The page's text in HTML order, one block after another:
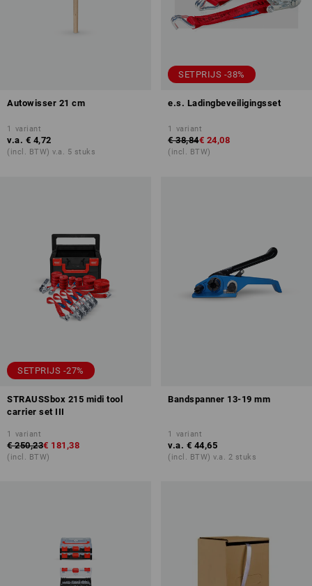
Autowisser 21 cm
1 variant
v.a. € 4,72
(incl. BTW) v.a. 5 stuks
SETPRIJS -38%
e.s. Ladingbeveiligingsset
1 variant
€ 38,84€ 24,08
(incl. BTW)
SETPRIJS -27%
STRAUSSbox 215 midi tool
carrier set III
1 variant
€ 250,23€ 181,38
(incl. BTW)
Bandspanner 13-19 mm
1 variant
v.a. € 44,65
(incl. BTW) v.a. 2 stuks